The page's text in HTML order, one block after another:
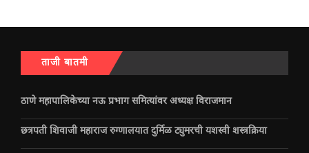
ताजी बातमी
ठाणे महापालिकेच्या नऊ प्रभाग समित्यांवर अध्यक्ष विराजमान
छत्रपती शिवाजी महाराज रुग्णालयात दुर्मिळ ट्युमरची यशस्वी शस्त्रक्रिया